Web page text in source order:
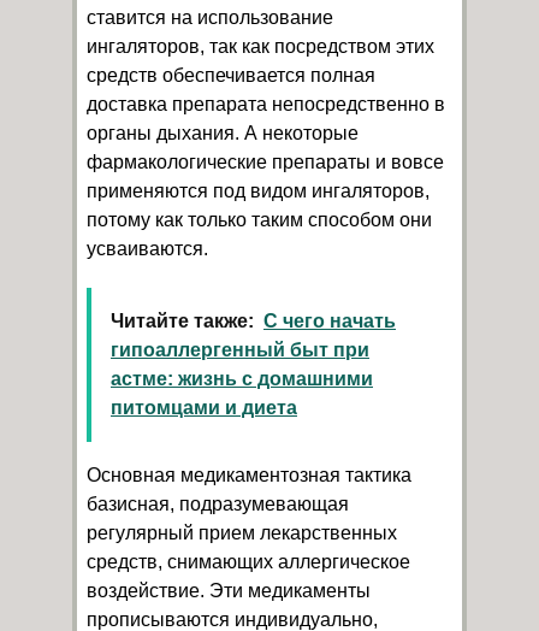
ставится на использование
ингаляторов, так как посредством этих
средств обеспечивается полная
доставка препарата непосредственно в
органы дыхания. А некоторые
фармакологические препараты и вовсе
применяются под видом ингаляторов,
потому как только таким способом они
усваиваются.
Читайте также: С чего начать
гипоаллергенный быт при
астме: жизнь с домашними
питомцами и диета
Основная медикаментозная тактика
базисная, подразумевающая
регулярный прием лекарственных
средств, снимающих аллергическое
воздействие. Эти медикаменты
прописываются индивидуально,